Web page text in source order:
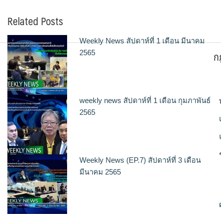
Related Posts
Weekly News สัปดาห์ที่ 1 เดือน มีนาคม
2565
weekly news สัปดาห์ที่ 1 เดือน กุมภาพันธ์
2565
Weekly News (EP.7) สัปดาห์ที่ 3 เดือน
มีนาคม 2565